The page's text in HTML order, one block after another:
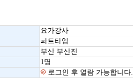
요가강사
파트타임
부산 부산진
1명
로그인 후 열람 가능합니다.